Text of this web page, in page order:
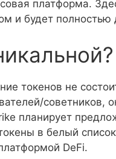
платформа.
и будет полностью
токенов не
планирует
в белый
DeFi.